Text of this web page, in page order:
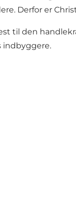
Derfor er
til den
indbyggere.